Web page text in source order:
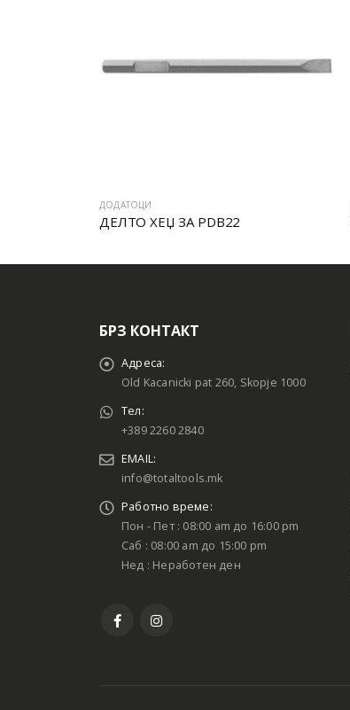
ДОДАТОЦИ
ДЕЛТО ХЕЏ ЗА PDB22
БРЗ КОНТАКТ
Адреса:
Old Kacanicki pat 260, Skopje 1000
Тел:
+389 2260 2840
EMAIL:
info@totaltools.mk
Работно време:
Пон - Пет : 08:00 am до 16:00 pm
Саб : 08:00 am до 15:00 pm
Нед : Неработен ден